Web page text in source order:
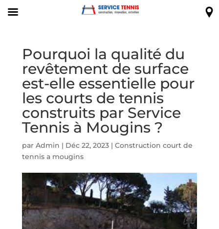
Pourquoi la qualité du
revêtement de surface
est-elle essentielle pour
les courts de tennis
construits par Service
Tennis à Mougins ?
par Admin | Déc 22, 2023| Construction court de
tennis a mougins